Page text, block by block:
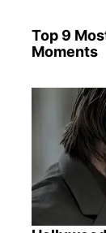
Top 9
Moments